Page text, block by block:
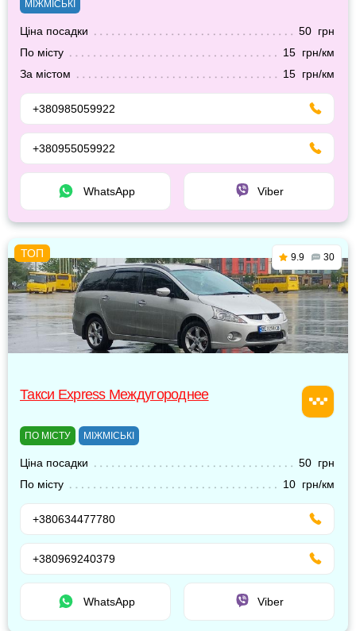
МІЖМІСЬКІ
Ціна посадки
50 грн
По місту
15 грн/км
За містом
15 грн/км
+380985059922
+380955059922
WhatsApp Viber
9.9 30
Такси Express Междугороднее
ПО МІСТУ МІЖМІСЬКІ
Ціна посадки
50 грн
По місту
10 грн/км
+380634477780
+380969240379
WhatsApp Viber